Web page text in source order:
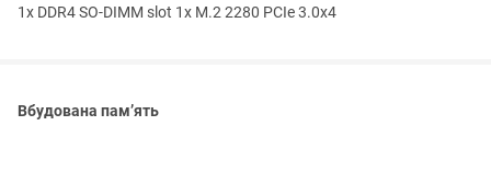
1x DDR4 SO-DIMM slot 1x M.2 2280 PCIe 3.0x4
Вбудована пам’ять